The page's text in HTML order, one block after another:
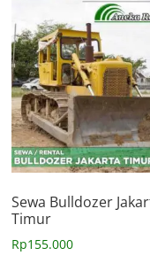
Sewa Bulldozer
Timur
Rp155.000